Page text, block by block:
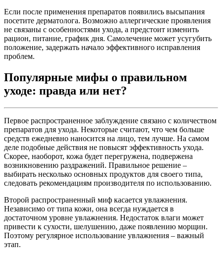
Если после применения препаратов появились высыпания
посетите дерматолога. Возможно аллергические проявления
не связаны с особенностями ухода, а предстоит изменить
рацион, питание, график дня. Самолечение может усугубить
положение, задержать начало эффективного исправления
проблем.
Популярные мифы о правильном
уходе: правда или нет?
Первое распространенное заблуждение связано с количеством
препаратов для ухода. Некоторые считают, что чем больше
средств ежедневно наносится на лицо, тем лучше. На самом
деле подобные действия не повысят эффективность ухода.
Скорее, наоборот, кожа будет перегружена, подвержена
возникновению раздражений. Правильное решение –
выбирать несколько основных продуктов для своего типа,
следовать рекомендациям производителя по использованию.
Второй распространенный миф касается увлажнения.
Независимо от типа кожи, она всегда нуждается в
достаточном уровне увлажнения. Недостаток влаги может
привести к сухости, шелушению, даже появлению морщин.
Поэтому регулярное использование увлажнения – важный
этап.